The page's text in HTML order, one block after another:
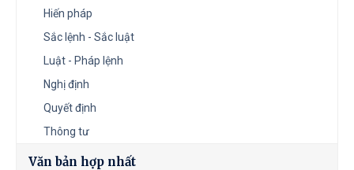
Hiến pháp
Sắc lệnh - Sắc luật
Luật - Pháp lệnh
Nghị định
Quyết định
Thông tư
Văn bản hợp nhất